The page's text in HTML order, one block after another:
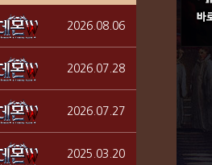
2026.08.06
2026.07.28
2026.07.27
2025.03.20